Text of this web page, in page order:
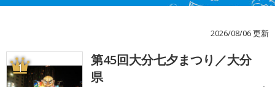
2026/08/06 更新
1
第45回大分七夕まつり／大分
県